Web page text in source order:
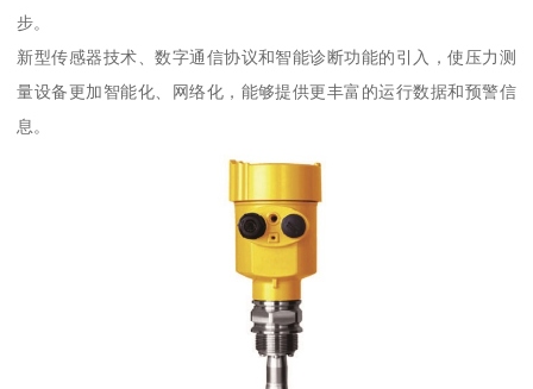
步。
新型传感器技术、数字通信协议和智能诊断功能的引入，使压力测
量设备更加智能化、网络化，能够提供更丰富的运行数据和预警信
息。